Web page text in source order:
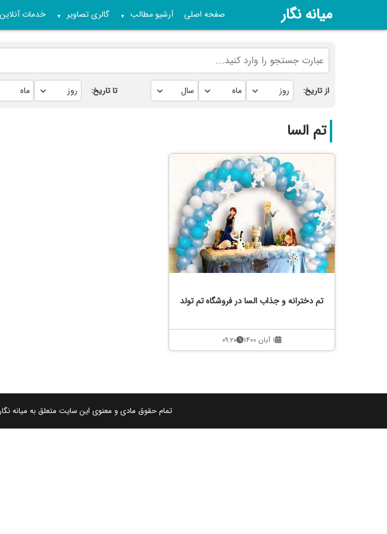
میانه نگار صفحه اصلی آرشیو مطالب ▼ گالری تصاویر ▼ خدمات آنلاین
از تاریخ: تا تاریخ:
تم السا
تم دخترانه و جذاب السا در فروشگاه تم تولد
۱ آبان ۱۴۰۰ ۰۹:۲۰
تمام حقوق مادی و معنوی این سایت متعلق به میانه